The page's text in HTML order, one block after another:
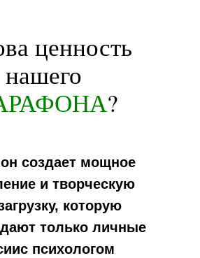
создает мощное
и творческую
которую
только личные
психологом
ценность
нашего
?